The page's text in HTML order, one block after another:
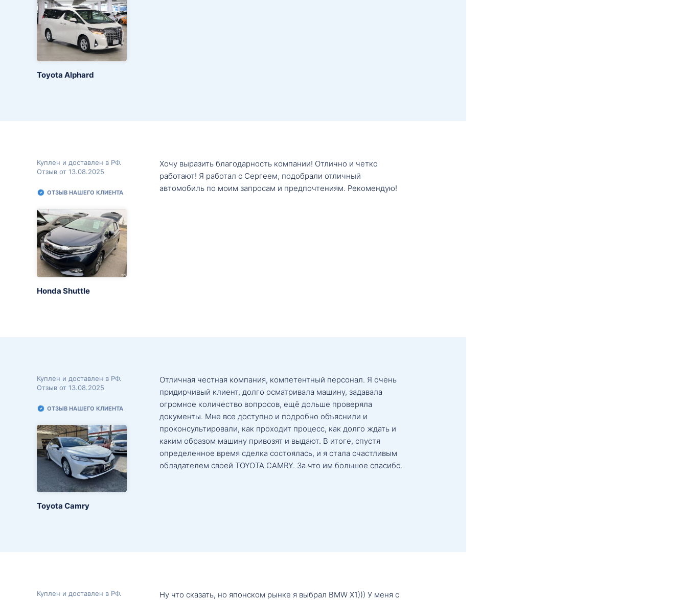
Toyota Alphard
Куплен и доставлен в РФ.
Отзыв от 13.08.2025
ОТЗЫВ НАШЕГО КЛИЕНТА
Honda Shuttle
Хочу выразить благодарность компании! Отлично и четко
работают! Я работал с Сергеем, подобрали отличный
автомобиль по моим запросам и предпочтениям. Рекомендую!
Куплен и доставлен в РФ.
Отзыв от 13.08.2025
ОТЗЫВ НАШЕГО КЛИЕНТА
Toyota Camry
Отличная честная компания, компетентный персонал. Я очень
придирчивый клиент, долго осматривала машину, задавала
огромное количество вопросов, ещё дольше проверяла
документы. Мне все доступно и подробно объяснили и
проконсультировали, как проходит процесс, как долго ждать и
каким образом машину привозят и выдают. В итоге, спустя
определенное время сделка состоялась, и я стала счастливым
обладателем своей TOYOTA CAMRY. За что им большое спасибо.
Куплен и доставлен в РФ.
Ну что сказать, но японском рынке я выбрал BMW X1))) У меня с